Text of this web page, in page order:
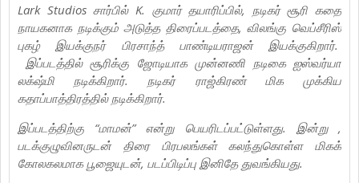
Lark Studios சார்பில் K. குமார் தயாரிப்பில், நடிகர் சூரி கதை
நாயகனாக நடிக்கும் அடுத்த திரைப்படத்தை, விலங்கு வெப்சீரிஸ்
புகழ் இயக்குநர் பிரசாந்த் பாண்டியராஜன் இயக்குகிறார்.
இப்படத்தில் சூரிக்கு ஜோடியாக முன்னணி நடிகை ஐஸ்வர்யா
லக்‌ஷ்மி நடிக்கிறார். நடிகர் ராஜ்கிரண் மிக முக்கிய
கதாப்பாத்திரத்தில் நடிக்கிறார்.
இப்படத்திற்கு “மாமன்” என்று பெயரிடப்பட்டுள்ளது. இன்று ,
படக்குழுவினருடன் திரை பிரபலங்கள் கலந்துகொள்ள மிகக்
கோலகலமாக பூஜையுடன், படப்பிடிப்பு இனிதே துவங்கியது.